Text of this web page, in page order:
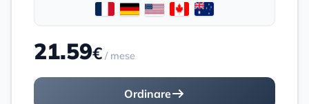
21.59€ / mese
Ordinare